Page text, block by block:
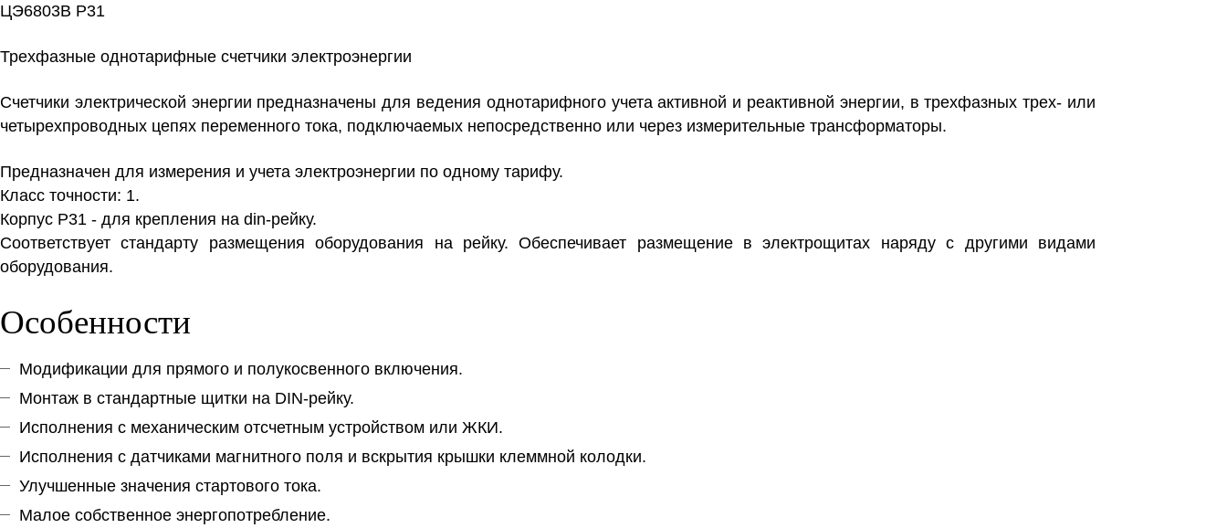
ЦЭ6803В Р31
Трехфазные однотарифные счетчики электроэнергии
Счетчики электрической энергии предназначены для ведения однотарифного учета активной и реактивной энергии, в трехфазных трех- или
четырехпроводных цепях переменного тока, подключаемых непосредственно или через измерительные трансформаторы.
Предназначен для измерения и учета электроэнергии по одному тарифу.
Класс точности: 1.
Корпус Р31 - для крепления на din-рейку.
Соответствует стандарту размещения оборудования на рейку. Обеспечивает размещение в электрощитах наряду с другими видами
оборудования.
Особенности
Модификации для прямого и полукосвенного включения.
Монтаж в стандартные щитки на DIN-рейку.
Исполнения с механическим отсчетным устройством или ЖКИ.
Исполнения с датчиками магнитного поля и вскрытия крышки клеммной колодки.
Улучшенные значения стартового тока.
Малое собственное энергопотребление.